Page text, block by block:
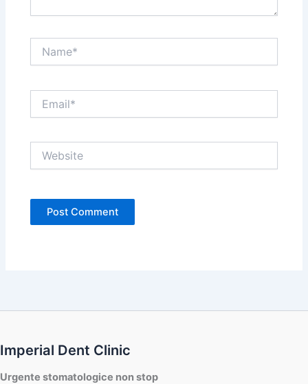
Imperial Dent Clinic
Urgente stomatologice non stop